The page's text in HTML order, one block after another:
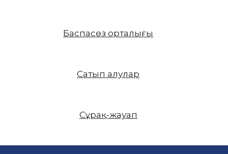
Баспасөз орталығы
Сатып алулар
Сұрақ-жауап